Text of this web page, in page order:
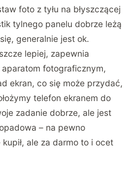
foto z tyłu na błyszczącej
tylnego panelu dobrze leżą
generalnie jest ok.
lepiej, zapewnia
fotograficznym,
ekran, co się może przydać,
telefon ekranem do
zadanie dobrze, ale jest
– na pewno
ale za darmo to i ocet